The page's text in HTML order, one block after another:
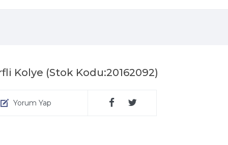
Kolye (Stok Kodu:20162092)
Yorum Yap